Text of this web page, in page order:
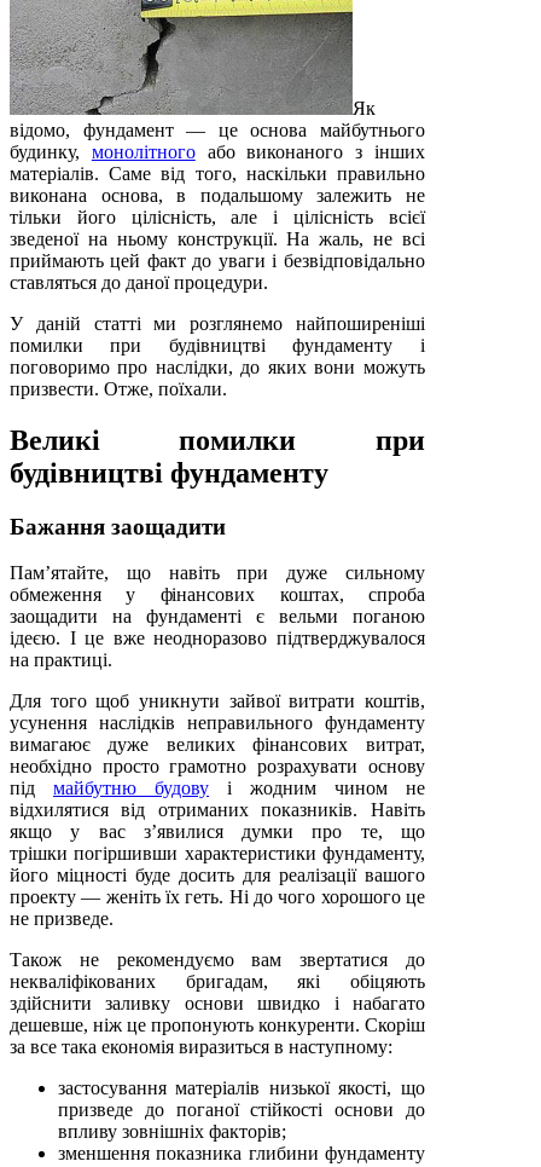
Як
відомо, фундамент — це основа майбутнього
будинку, монолітногоабо виконаного з інших
матеріалів. Саме від того, наскільки правильно
виконана основа, в подальшому залежить не
тільки його цілісність, але і цілісність всієї
зведеної на ньому конструкції. На жаль, не всі
приймають цей факт до уваги і безвідповідально
ставляться до даної процедури.
У даній статті ми розглянемо найпоширеніші
помилки при будівництві фундаменту і
поговоримо про наслідки, до яких вони можуть
призвести. Отже, поїхали.
Великі помилки при
будівництві фундаменту
Бажання заощадити
Пам’ятайте, що навіть при дуже сильному
обмеження у фінансових коштах, спроба
заощадити на фундаменті є вельми поганою
ідеєю. І це вже неодноразово підтверджувалося
на практиці.
Для того щоб уникнути зайвої витрати коштів,
усунення наслідків неправильного фундаменту
вимагаює дуже великих фінансових витрат,
необхідно просто грамотно розрахувати основу
під майбутню будову і жодним чином не
відхилятися від отриманих показників. Навіть
якщо у вас з’явилися думки про те, що
трішки погіршивши характеристики фундаменту,
його міцності буде досить для реалізації вашого
проекту — женіть їх геть. Ні до чого хорошого це
не призведе.
Також не рекомендуємо вам звертатися до
некваліфікованих бригадам, які обіцяють
здійснити заливку основи швидко і набагато
дешевше, ніж це пропонують конкуренти. Скоріш
за все така економія виразиться в наступному:
застосування матеріалів низької якості, що
призведе до поганої стійкості основи до
впливу зовнішніх факторів;
зменшення показника глибини фундаменту